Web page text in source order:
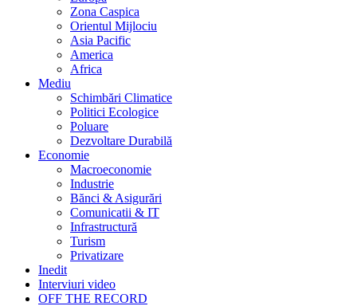
Zona Caspica
Orientul Mijlociu
Asia Pacific
America
Africa
Mediu
Schimbări Climatice
Politici Ecologice
Poluare
Dezvoltare Durabilă
Economie
Macroeconomie
Industrie
Bănci & Asigurări
Comunicatii & IT
Infrastructură
Turism
Privatizare
Inedit
Interviuri video
OFF THE RECORD